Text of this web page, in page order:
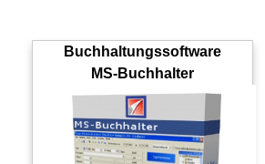
Buchhaltungssoftware
MS-Buchhalter